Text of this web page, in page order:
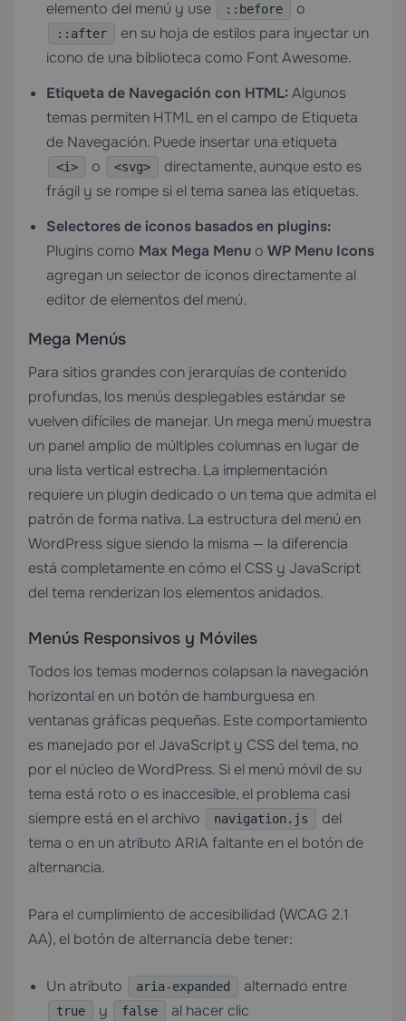
elemento del menú y use
::before o
::after
en su hoja de estilos para inyectar un
icono de una biblioteca como Font Awesome.
Etiqueta de Navegación con HTML:Algunos
temas permiten HTML en el campo de Etiqueta
de Navegación. Puede insertar una etiqueta
<i> o <svg>
directamente, aunque esto es
frágil y se rompe si el tema sanea las etiquetas.
Selectores de iconos basados en plugins:
Plugins como Max Mega Menu o WP Menu Icons
agregan un selector de iconos directamente al
editor de elementos del menú.
Mega Menús
Para sitios grandes con jerarquías de contenido
profundas, los menús desplegables estándar se
vuelven difíciles de manejar. Un mega menú muestra
un panel amplio de múltiples columnas en lugar de
una lista vertical estrecha. La implementación
requiere un plugin dedicado o un tema que admita el
patrón de forma nativa. La estructura del menú en
WordPress sigue siendo la misma — la diferencia
está completamente en cómo el CSS y JavaScript
del tema renderizan los elementos anidados.
Menús Responsivos y Móviles
Todos los temas modernos colapsan la navegación
horizontal en un botón de hamburguesa en
ventanas gráficas pequeñas. Este comportamiento
es manejado por el JavaScript y CSS del tema, no
por el núcleo de WordPress. Si el menú móvil de su
tema está roto o es inaccesible, el problema casi
siempre está en el archivo
navigation.js
del
tema o en un atributo ARIA faltante en el botón de
alternancia.
Para el cumplimiento de accesibilidad (WCAG 2.1
AA), el botón de alternancia debe tener:
Un atributo aria-expanded alternado entre
true y false
al hacer clic